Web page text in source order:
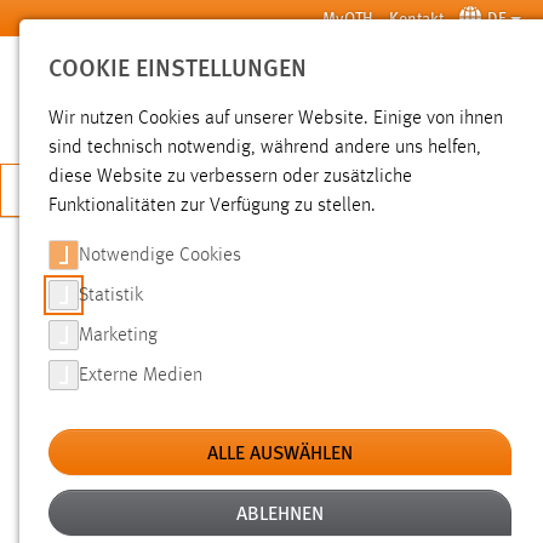
Zum Hauptinhalt springen MyOTH Kontakt DE
SUCHE
JETZT BEWERBEN
Hochschule Aktuelles Pressemeldungen
PRESSEMELDUNGEN
COOKIE EINSTELLUNGEN
Wir nutzen Cookies auf unserer Website. Einige von ihnen
sind technisch notwendig, während andere uns helfen,
diese Website zu verbessern oder zusätzliche
Funktionalitäten zur Verfügung zu stellen.
Notwendige Cookies
Statistik
Marketing
Externe Medien
ALLE AUSWÄHLEN
ABLEHNEN